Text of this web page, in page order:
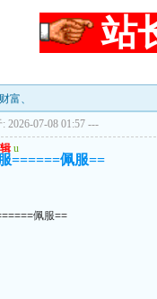
站
富、
2026-07-08 01:57 ---
u
======佩服==
佩服==